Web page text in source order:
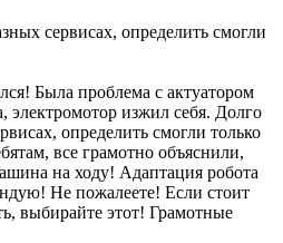
сервисах, определить смогли
Была проблема с актуатором
электромотор изжил себя. Долго
определить смогли только
все грамотно объяснили,
на ходу! Адаптация робота
Не пожалеете! Если стоит
выбирайте этот! Грамотные